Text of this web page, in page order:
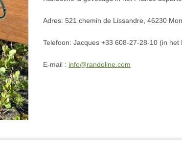
Adres: 521 chemin de Lissandre, 46230
Telefoon: Jacques +33 608-27-28-10 (in
E-mail : info@randoline.com